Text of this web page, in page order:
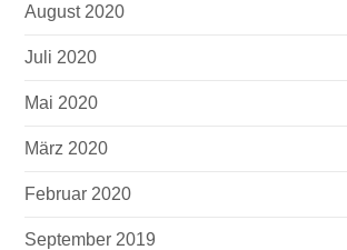
August 2020
Juli 2020
Mai 2020
März 2020
Februar 2020
September 2019